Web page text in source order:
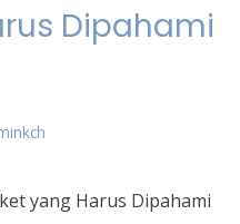
Dipahami
yang Harus Dipahami